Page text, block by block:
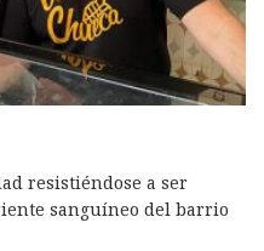
resistiéndose a ser
sanguíneo del barrio